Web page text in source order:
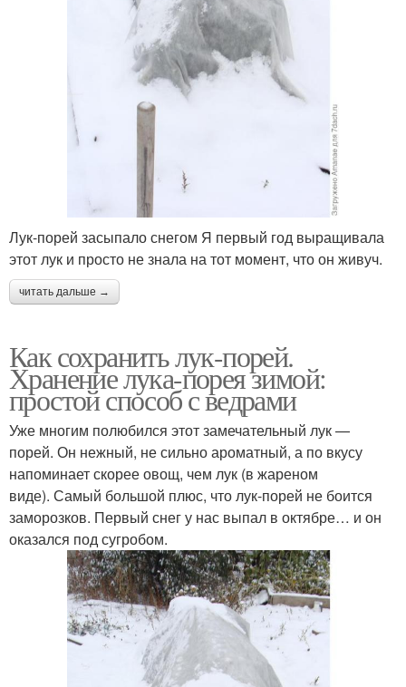
Лук-порей засыпало снегом Я первый год выращивала
этот лук и просто не знала на тот момент, что он живуч.
читать дальше →
Как сохранить лук-порей.
Хранение лука-порея зимой:
простой способ с ведрами
Уже многим полюбился этот замечательный лук —
порей. Он нежный, не сильно ароматный, а по вкусу
напоминает скорее овощ, чем лук (в жареном
виде). Самый большой плюс, что лук-порей не боится
заморозков. Первый снег у нас выпал в октябре… и он
оказался под сугробом.